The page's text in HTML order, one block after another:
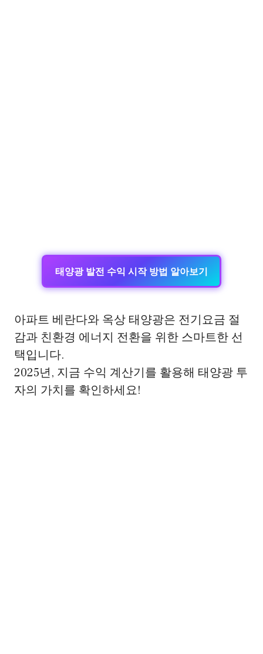
태양광 발전 수익 시작 방법 알아보기
아파트 베란다와 옥상 태양광은 전기요금 절
감과 친환경 에너지 전환을 위한 스마트한 선
택입니다.
2025년, 지금 수익 계산기를 활용해 태양광 투
자의 가치를 확인하세요!